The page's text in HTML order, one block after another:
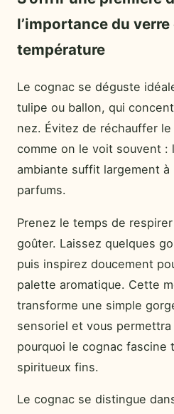
l’importance du verre
température
Le cognac se déguste
tulipe ou ballon, qui
nez. Évitez de réchauffer
comme on le voit souvent :
ambiante suffit largement
parfums.
Prenez le temps de
goûter. Laissez quelques
puis inspirez doucement
palette aromatique. Cette
transforme une simple
sensoriel et vous
pourquoi le cognac fascine
spiritueux fins.
Le cognac se distingue